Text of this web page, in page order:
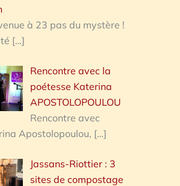
à 23 pas du mystère !
[…]
Rencontre avec la
poétesse Katerina
APOSTOLOPOULOU
Rencontre avec
Apostolopoulou, […]
Jassans-Riottier : 3
sites de compostage